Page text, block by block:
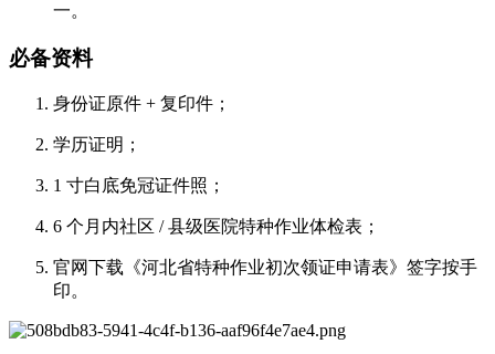
一。
必备资料
身份证原件 + 复印件；
学历证明；
1 寸白底免冠证件照；
6 个月内社区 / 县级医院特种作业体检表；
官网下载《河北省特种作业初次领证申请表》签字按手
印。